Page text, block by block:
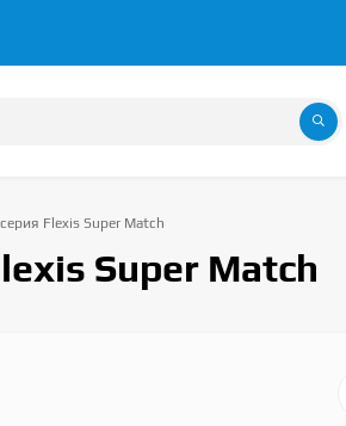
Flexis Super Match
Super Match